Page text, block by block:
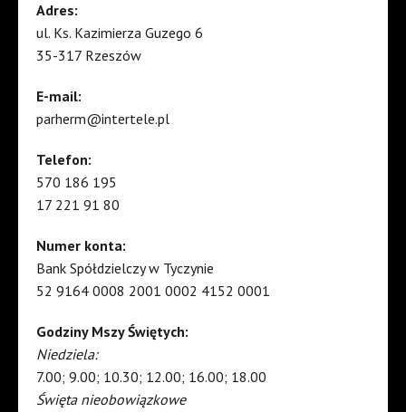
Adres:
ul. Ks. Kazimierza Guzego 6
35-317 Rzeszów
E-mail:
parherm@intertele.pl
Telefon:
570 186 195
17 221 91 80
Numer konta:
Bank Spółdzielczy w Tyczynie
52 9164 0008 2001 0002 4152 0001
Godziny Mszy Świętych:
Niedziela:
7.00; 9.00; 10.30; 12.00; 16.00; 18.00
Święta nieobowiązkowe